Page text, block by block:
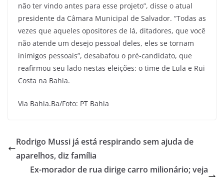
não ter vindo antes para esse projeto”, disse o atual
presidente da Câmara Municipal de Salvador. “Todas as
vezes que aqueles opositores de lá, ditadores, que você
não atende um desejo pessoal deles, eles se tornam
inimigos pessoais”, desabafou o pré-candidato, que
reafirmou seu lado nestas eleições: o time de Lula e Rui
Costa na Bahia.
Via Bahia.Ba/Foto: PT Bahia
Rodrigo Mussi já está respirando sem ajuda de
aparelhos, diz família
Ex-morador de rua dirige carro milionário; veja